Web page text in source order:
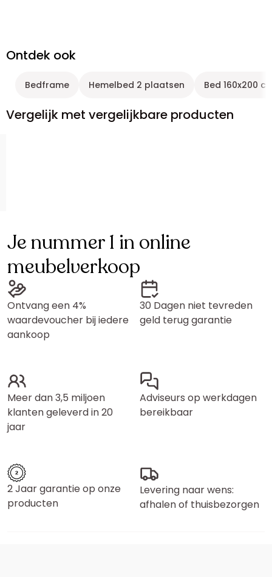
Ontdek ook
Bedframe Hemelbed 2 plaatsen Bed 160x200
Vergelijk met vergelijkbare producten
Je nummer 1 in online
meubelverkoop
Ontvang een 4%
waardevoucher bij iedere
aankoop
30 Dagen niet tevreden
geld terug garantie
Meer dan 3,5 miljoen
klanten geleverd in 20
jaar
Adviseurs op werkdagen
bereikbaar
2 Jaar garantie op onze
producten
Levering naar wens:
afhalen of thuisbezorgen